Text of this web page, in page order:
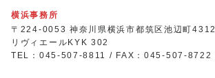
横浜事務所
〒224-0053 神奈川県横浜市都筑区池辺町4312
リヴィエールKYK 302
TEL：045-507-8811 / FAX：045-507-8722